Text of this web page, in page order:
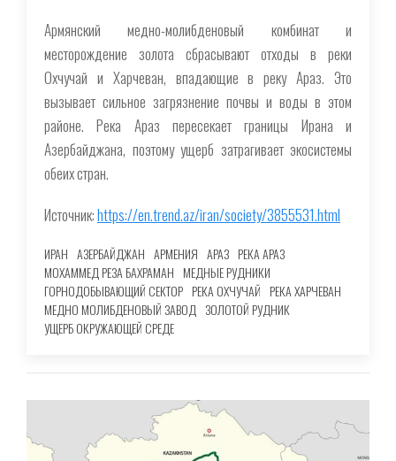
Армянский медно-молибденовый комбинат и
месторождение золота сбрасывают отходы в реки
Охчучай и Харчеван, впадающие в реку Араз. Это
вызывает сильное загрязнение почвы и воды в этом
районе. Река Араз пересекает границы Ирана и
Азербайджана, поэтому ущерб затрагивает экосистемы
обеих стран.
Источник:https://en.trend.az/iran/society/3855531.html
ИРАН АЗЕРБАЙДЖАН АРМЕНИЯ АРАЗ РЕКА АРАЗ
МОХАММЕД РЕЗА БАХРАМАН МЕДНЫЕ РУДНИКИ
ГОРНОДОБЫВАЮЩИЙ СЕКТОР РЕКА ОХЧУЧАЙ РЕКА ХАРЧЕВАН
МЕДНО МОЛИБДЕНОВЫЙ ЗАВОД ЗОЛОТОЙ РУДНИК
УЩЕРБ ОКРУЖАЮЩЕЙ СРЕДЕ